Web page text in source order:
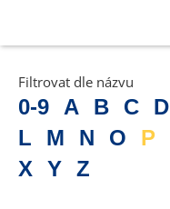
Filtrovat dle názvu
0-9 A B C D
L
M N O P
X
Y Z